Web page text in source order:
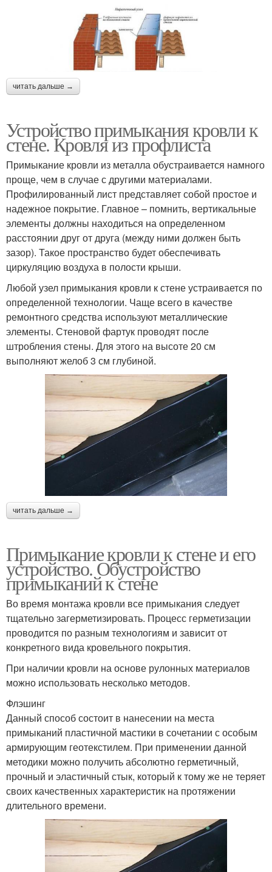
читать дальше →
Устройство примыкания кровли к
стене. Кровля из профлиста
Примыкание кровли из металла обустраивается намного
проще, чем в случае с другими материалами.
Профилированный лист представляет собой простое и
надежное покрытие. Главное – помнить, вертикальные
элементы должны находиться на определенном
расстоянии друг от друга (между ними должен быть
зазор). Такое пространство будет обеспечивать
циркуляцию воздуха в полости крыши.
Любой узел примыкания кровли к стене устраивается по
определенной технологии. Чаще всего в качестве
ремонтного средства используют металлические
элементы. Стеновой фартук проводят после
штробления стены. Для этого на высоте 20 см
выполняют желоб 3 см глубиной.
читать дальше →
Примыкание кровли к стене и его
устройство. Обустройство
примыканий к стене
Во время монтажа кровли все примыкания следует
тщательно загерметизировать. Процесс герметизации
проводится по разным технологиям и зависит от
конкретного вида кровельного покрытия.
При наличии кровли на основе рулонных материалов
можно использовать несколько методов.
Флэшинг
Данный способ состоит в нанесении на места
примыканий пластичной мастики в сочетании с особым
армирующим геотекстилем. При применении данной
методики можно получить абсолютно герметичный,
прочный и эластичный стык, который к тому же не теряет
своих качественных характеристик на протяжении
длительного времени.